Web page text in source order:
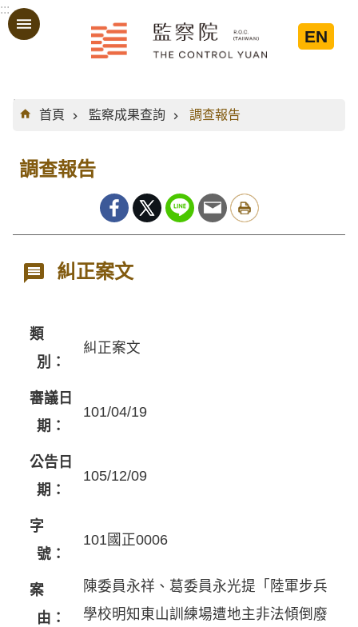
跳到主要內容區塊
:::
EN
:::
首頁
監察成果查詢 調查報告
調查報告
糾正案文
類
別：
糾正案文
審議日
期：
101/04/19
公告日
期：
105/12/09
字
號：
101國正0006
案
由：
陳委員永祥、葛委員永光提「陸軍步兵
學校明知東山訓練場遭地主非法傾倒廢